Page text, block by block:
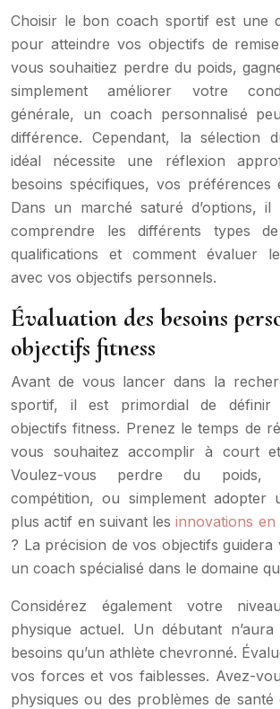
Choisir le bon coach sportif est une
pour atteindre vos objectifs de
vous souhaitiez perdre du poids,
simplement améliorer votre
générale, un coach personnalisé
différence. Cependant, la sélection
idéal nécessite une réflexion
besoins spécifiques, vos préférences
Dans un marché saturé d’options, il
comprendre les différents types
qualifications et comment évaluer
avec vos objectifs personnels.
Évaluation des besoins
objectifs fitness
Avant de vous lancer dans la
sportif, il est primordial de définir
objectifs fitness. Prenez le temps de
vous souhaitez accomplir à court
Voulez-vous perdre du poids,
compétition, ou simplement adopter
plus actif en suivant lesinnovations
? La précision de vos objectifs
un coach spécialisé dans le domaine
Considérez également votre
physique actuel. Un débutant
besoins qu’un athlète chevronné.
vos forces et vos faiblesses. Avez-
physiques ou des problèmes de